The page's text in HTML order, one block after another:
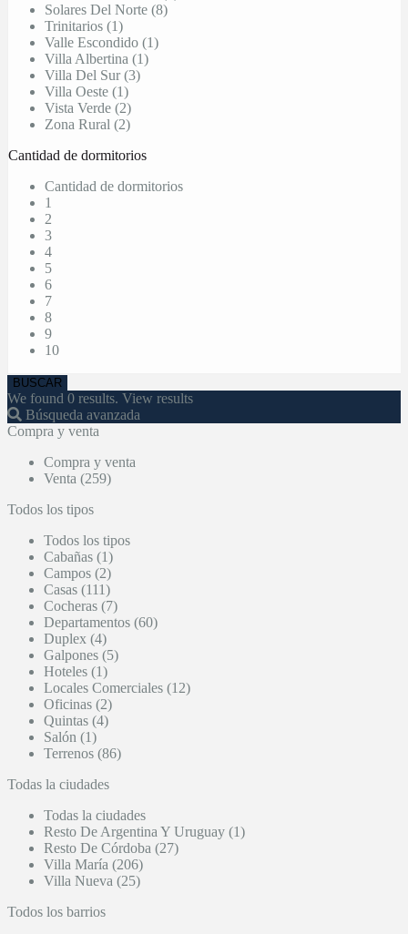
Solares Del Norte (8)
Trinitarios (1)
Valle Escondido (1)
Villa Albertina (1)
Villa Del Sur (3)
Villa Oeste (1)
Vista Verde (2)
Zona Rural (2)
Cantidad de dormitorios
Cantidad de dormitorios
1
2
3
4
5
6
7
8
9
10
We found 0 results. View results
Búsqueda avanzada
Compra y venta
Compra y venta
Venta (259)
Todos los tipos
Todos los tipos
Cabañas (1)
Campos (2)
Casas (111)
Cocheras (7)
Departamentos (60)
Duplex (4)
Galpones (5)
Hoteles (1)
Locales Comerciales (12)
Oficinas (2)
Quintas (4)
Salón (1)
Terrenos (86)
Todas la ciudades
Todas la ciudades
Resto De Argentina Y Uruguay (1)
Resto De Córdoba (27)
Villa María (206)
Villa Nueva (25)
Todos los barrios